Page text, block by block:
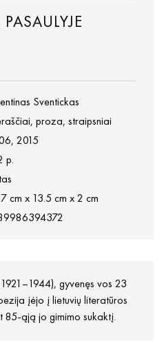
Sventickas
proza, straipsniai
2015
p.
cm x 13.5 cm x 2 cm
gyvenęs vos 23
įėjo į lietuvių literatūros
85-ąją jo gimimo sukaktį.